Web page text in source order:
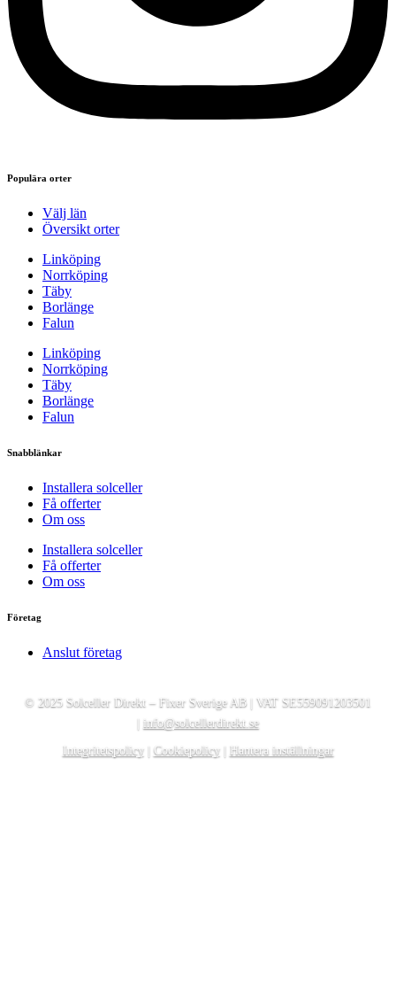
Populära orter
Välj län
Översikt orter
Linköping
Norrköping
Täby
Borlänge
Falun
Linköping
Norrköping
Täby
Borlänge
Falun
Snabblänkar
Installera solceller
Få offerter
Om oss
Installera solceller
Få offerter
Om oss
Företag
Anslut företag
© 2025 Solceller Direkt – Fixer Sverige AB | VAT SE559091203501
info@solcellerdirekt.se
Integritetspolicy| Cookiepolicy| Hantera inställningar